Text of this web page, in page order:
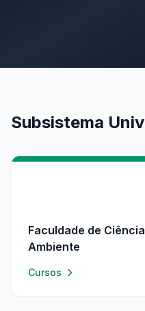
Subsistema
Faculdade de
Ambiente
Cursos